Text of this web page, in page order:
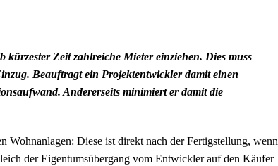
Zeit zahlreiche Mieter einziehen. Dies muss
Beauftragt ein Projektentwickler damit einen
Andererseits minimiert er damit die
Wohnanlagen: Diese ist direkt nach der Fertigstellung, wenn
der Eigentumsübergang vom Entwickler auf den Käufer